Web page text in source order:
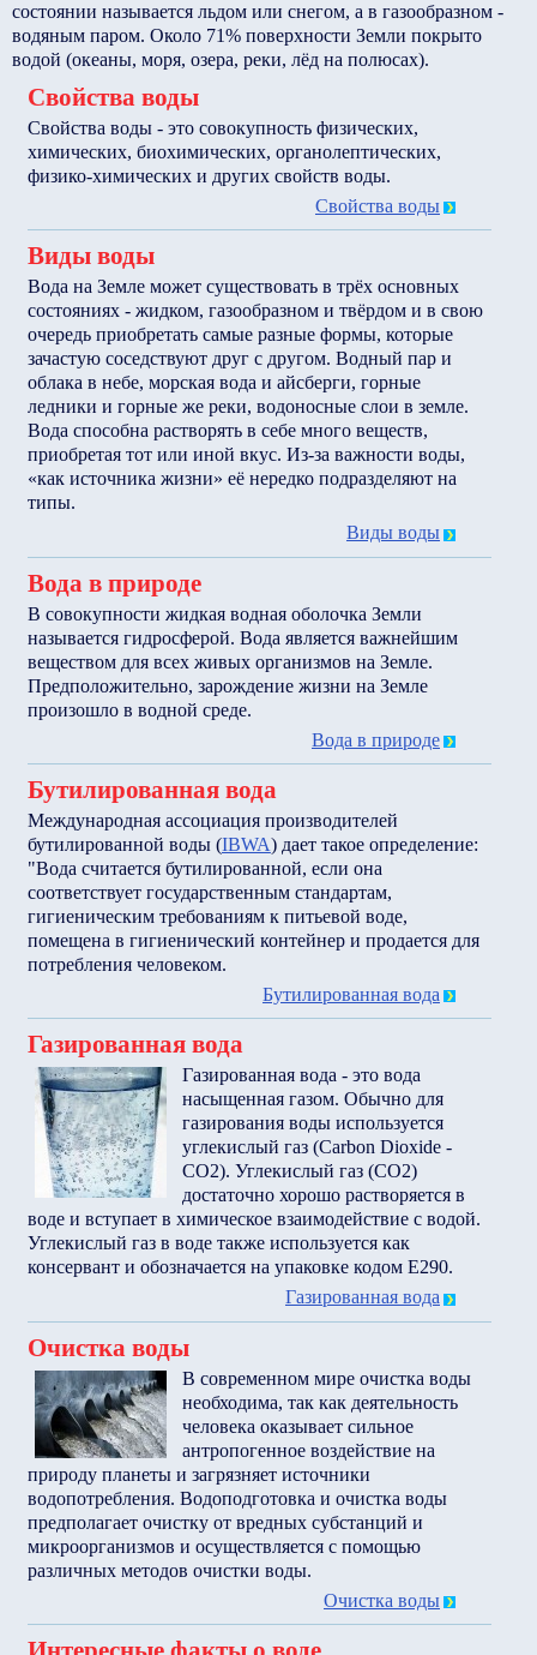
состоянии называется льдом или снегом, а в газообразном -
водяным паром. Около 71% поверхности Земли покрыто
водой (океаны, моря, озера, реки, лёд на полюсах).
Свойства воды
Свойства воды - это совокупность физических,
химических, биохимических, органолептических,
физико-химических и других свойств воды.
Свойства воды
Виды воды
Вода на Земле может существовать в трёх основных
состояниях - жидком, газообразном и твёрдом и в свою
очередь приобретать самые разные формы, которые
зачастую соседствуют друг с другом. Водный пар и
облака в небе, морская вода и айсберги, горные
ледники и горные же реки, водоносные слои в земле.
Вода способна растворять в себе много веществ,
приобретая тот или иной вкус. Из-за важности воды,
«как источника жизни» её нередко подразделяют на
типы.
Виды воды
Вода в природе
В совокупности жидкая водная оболочка Земли
называется гидросферой. Вода является важнейшим
веществом для всех живых организмов на Земле.
Предположительно, зарождение жизни на Земле
произошло в водной среде.
Вода в природе
Бутилированная вода
Международная ассоциация производителей
бутилированной воды (IBWA) дает такое определение:
"Вода считается бутилированной, если она
соответствует государственным стандартам,
гигиеническим требованиям к питьевой воде,
помещена в гигиенический контейнер и продается для
потребления человеком.
Бутилированная вода
Газированная вода
Газированная вода - это вода
насыщенная газом. Обычно для
газирования воды используется
углекислый газ (Carbon Dioxide -
CO2). Углекислый газ (CO2)
достаточно хорошо растворяется в
воде и вступает в химическое взаимодействие с водой.
Углекислый газ в воде также используется как
консервант и обозначается на упаковке кодом Е290.
Газированная вода
Очистка воды
В современном мире очистка воды
необходима, так как деятельность
человека оказывает сильное
антропогенное воздействие на
природу планеты и загрязняет источники
водопотребления. Водоподготовка и очистка воды
предполагает очистку от вредных субстанций и
микроорганизмов и осуществляется с помощью
различных методов очистки воды.
Очистка воды